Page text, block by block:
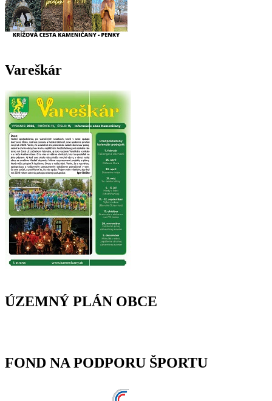
Vareškár
ÚZEMNÝ PLÁN OBCE
FOND NA PODPORU ŠPORTU